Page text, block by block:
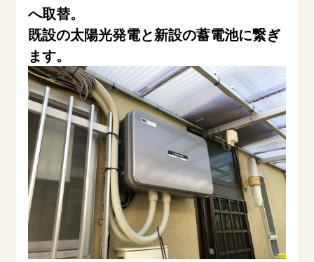
へ取替。
既設の太陽光発電と新設の蓄電池に繋ぎ
ます。